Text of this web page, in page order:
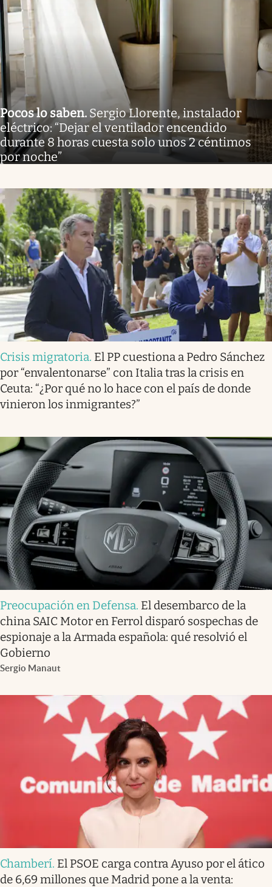
Pocos lo saben. Sergio Llorente, instalador
eléctrico: “Dejar el ventilador encendido
durante 8 horas cuesta solo unos 2 céntimos
por noche”
Crisis migratoria. El PP cuestiona a Pedro Sánchez
por “envalentonarse” con Italia tras la crisis en
Ceuta: “¿Por qué no lo hace con el país de donde
vinieron los inmigrantes?”
Preocupación en Defensa. El desembarco de la
china SAIC Motor en Ferrol disparó sospechas de
espionaje a la Armada española: qué resolvió el
Gobierno
Sergio Manaut
Chamberí. El PSOE carga contra Ayuso por el ático
de 6,69 millones que Madrid pone a la venta: